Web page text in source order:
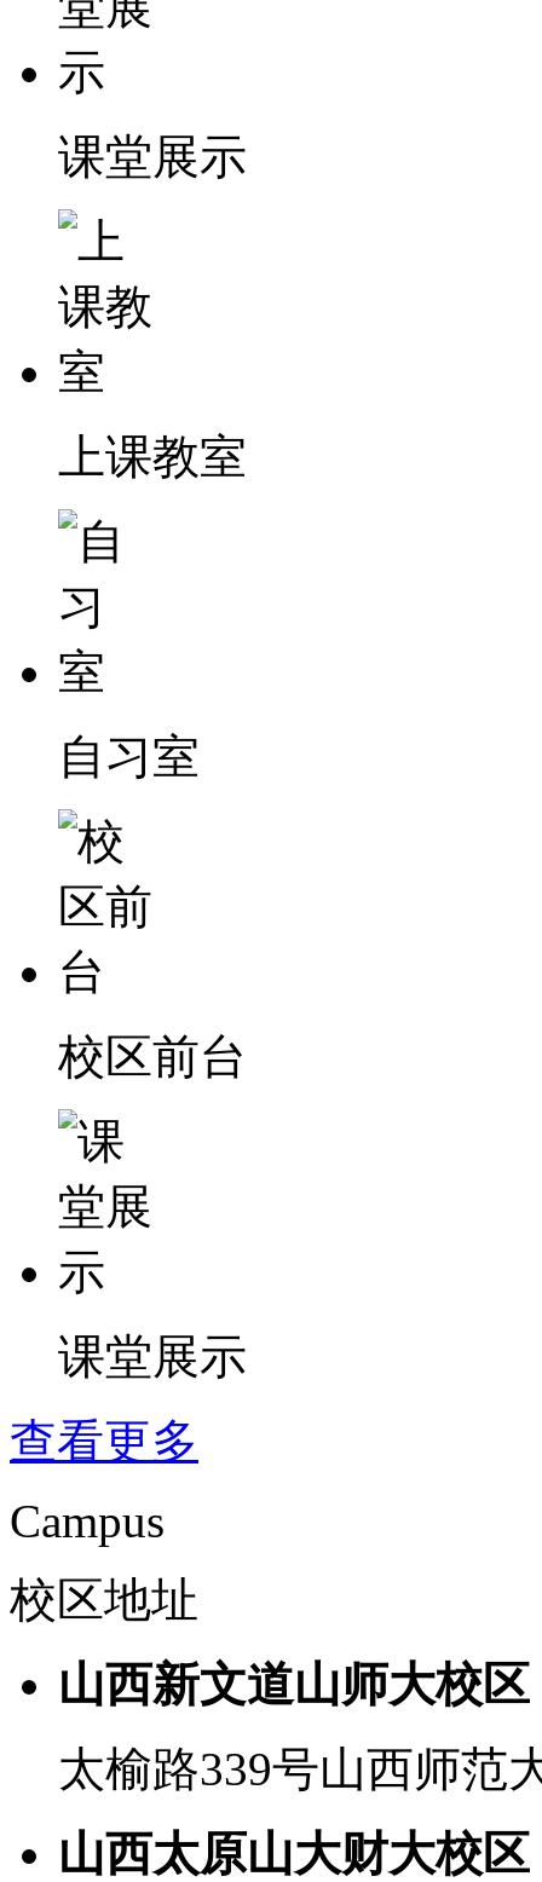
课堂展示
上课教室
自习室
校区前台
课堂展示
查看更多
Campus
校区地址
山西新文道山师大校区
太榆路339号山西师范
山西太原山大财大校区